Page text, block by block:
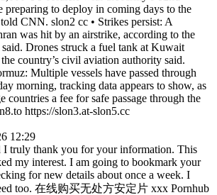
to deploy in coming days to the
CNN. slon2 cc • Strikes persist: A
was hit by an airstrike, according to the
Drones struck a fuel tank at Kuwait
country’s civil aviation authority said.
Multiple vessels have passed through
morning, tracking data appears to show, as
countries a fee for safe passage through the
https://slon3.at-slon5.cc
12:29
I truly thank you for your information. This
my interest. I am going to bookmark your
for new details about once a week. I
too. 在线购买无处方安定片 xxx Pornhub